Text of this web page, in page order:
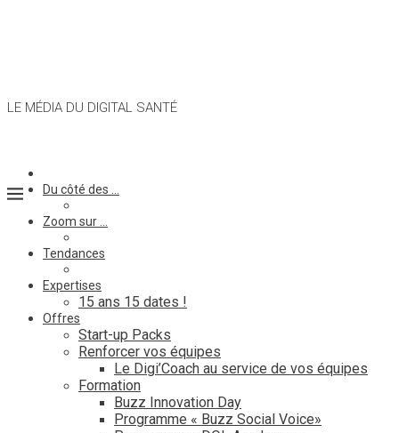
LE MÉDIA DU DIGITAL SANTÉ
Du côté des …
Zoom sur …
Tendances
Expertises
15 ans 15 dates !
Offres
Start-up Packs
Renforcer vos équipes
Le Digi’Coach au service de vos équipes
Formation
Buzz Innovation Day
Programme « Buzz Social Voice»